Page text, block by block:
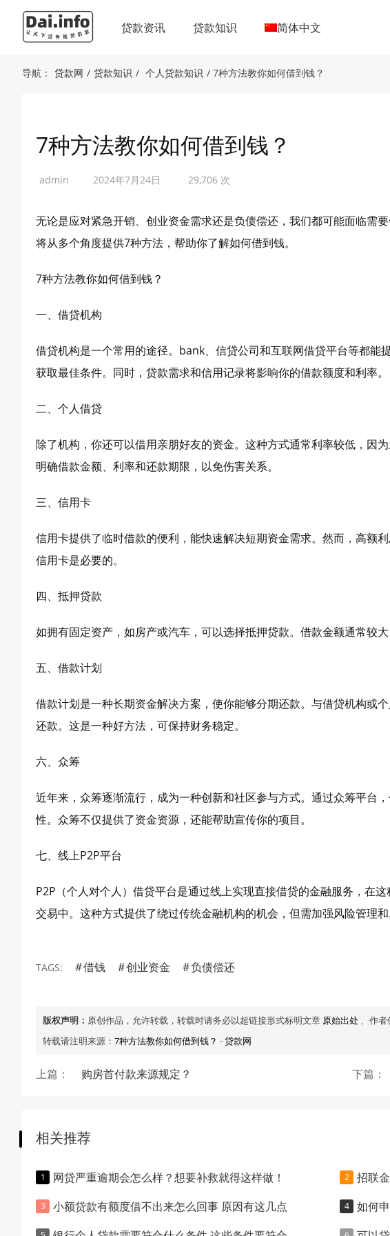
贷款资讯 贷款知识 简体中文
导航： 贷款网 / 贷款知识 / 个人贷款知识 / 7种方法教你如何借到钱？
7种方法教你如何借到钱？
admin 2024年7月24日 29,706 次
无论是应对紧急开销、创业资金需求还是负债偿还，我们都可能面临需
将从多个角度提供7种方法，帮助你了解如何借到钱。
7种方法教你如何借到钱？
一、借贷机构
借贷机构是一个常用的途径。bank、信贷公司和互联网借贷平台等都能
获取最佳条件。同时，贷款需求和信用记录将影响你的借款额度和利率。
二、个人借贷
除了机构，你还可以借用亲朋好友的资金。这种方式通常利率较低，因
明确借款金额、利率和还款期限，以免伤害关系。
三、信用卡
信用卡提供了临时借款的便利，能快速解决短期资金需求。然而，高额
信用卡是必要的。
四、抵押贷款
如拥有固定资产，如房产或汽车，可以选择抵押贷款。借款金额通常较
五、借款计划
借款计划是一种长期资金解决方案，使你能够分期还款。与借贷机构或
还款。这是一种好方法，可保持财务稳定。
六、众筹
近年来，众筹逐渐流行，成为一种创新和社区参与方式。通过众筹平台
性。众筹不仅提供了资金资源，还能帮助宣传你的项目。
七、线上P2P平台
P2P（个人对个人）借贷平台是通过线上实现直接借贷的金融服务，在
交易中。这种方式提供了绕过传统金融机构的机会，但需加强风险管理和
TAGS: 借钱 创业资金 负债偿还
版权声明： 原创作品，允许转载，转载时请务必以超链接形式标明文章 原始出处 、作者
转载请注明来源： 7种方法教你如何借到钱？ -贷款网
上篇： 购房首付款来源规定？ 下篇：
相关推荐
网贷严重逾期会怎么样？想要补救就得这样做！
招联
小额贷款有额度借不出来怎么回事 原因有这几点
如何